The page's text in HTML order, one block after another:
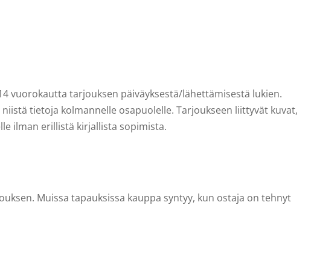
vuorokautta tarjouksen päiväyksestä/lähettämisestä lukien.
tietoja kolmannelle osapuolelle. Tarjoukseen liittyvät kuvat,
ilman erillistä kirjallista sopimista.
Muissa tapauksissa kauppa syntyy, kun ostaja on tehnyt